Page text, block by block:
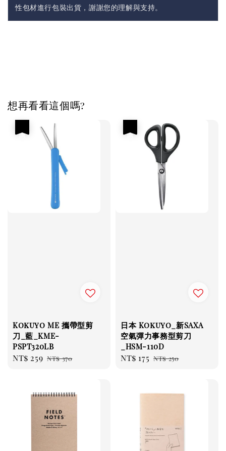
性包材進行包裝出貨，謝謝您的理解與支持。
想再看看這個嗎?
Kokuyo ME 攜帶型剪
刀_藍_KME-
PSPT320LB
Sale
NT$ 259 Regular
NT$ 370
日本 Kokuyo_新SAXA
空氣彈力事務型剪刀
_HSM-110D
Sale
NT$ 175 Regular
NT$ 250